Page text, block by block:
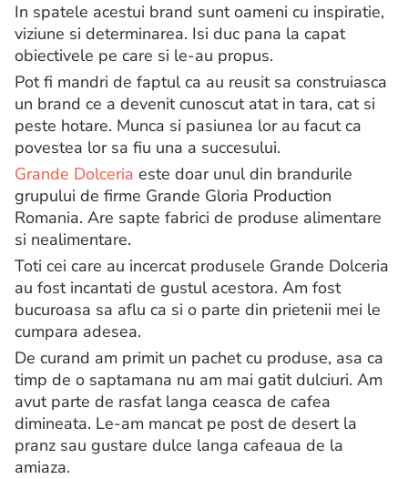
In spatele acestui brand sunt oameni cu inspiratie,
viziune si determinarea. Isi duc pana la capat
obiectivele pe care si le-au propus.
Pot fi mandri de faptul ca au reusit sa construiasca
un brand ce a devenit cunoscut atat in tara, cat si
peste hotare. Munca si pasiunea lor au facut ca
povestea lor sa fiu una a succesului.
Grande Dolceria este doar unul din brandurile
grupului de firme Grande Gloria Production
Romania. Are sapte fabrici de produse alimentare
si nealimentare.
Toti cei care au incercat produsele Grande Dolceria
au fost incantati de gustul acestora. Am fost
bucuroasa sa aflu ca si o parte din prietenii mei le
cumpara adesea.
De curand am primit un pachet cu produse, asa ca
timp de o saptamana nu am mai gatit dulciuri. Am
avut parte de rasfat langa ceasca de cafea
dimineata. Le-am mancat pe post de desert la
pranz sau gustare dulce langa cafeaua de la
amiaza.